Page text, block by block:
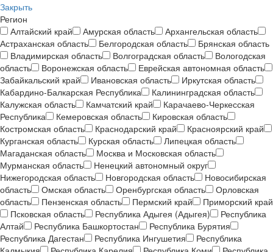
Закрыть
Регион
Алтайский край
Амурская область
Архангельская область
Астраханская область
Белгородская область
Брянская область
Владимирская область
Волгоградская область
Вологодская
область
Воронежская область
Еврейская автономная область
Забайкальский край
Ивановская область
Иркутская область
Кабардино-Балкарская Республика
Калининградская область
Калужская область
Камчатский край
Карачаево-Черкесская
Республика
Кемеровская область
Кировская область
Костромская область
Краснодарский край
Красноярский край
Курганская область
Курская область
Липецкая область
Магаданская область
Москва и Московская область
Мурманская область
Ненецкий автономный округ
Нижегородская область
Новгородская область
Новосибирская
область
Омская область Оренбургская область
Орловская
область
Пензенская область Пермский край
Приморский край
Псковская область
Республика Адыгея (Адыгея)
Республика
Алтай
Республика Башкортостан
Республика Бурятия
Республика Дагестан
Республика Ингушетия
Республика